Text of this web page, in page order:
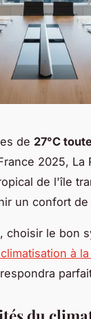
de 27°C
2025, La
de l'île
un confort
choisir le bon
à